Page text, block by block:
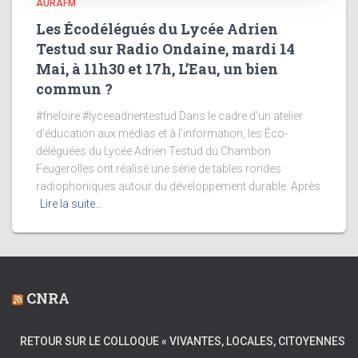
AURAFM
Les Écodélégués du Lycée Adrien
Testud sur Radio Ondaine, mardi 14
Mai, à 11h30 et 17h, L’Eau, un bien
commun ?
#fneloire #lyceeadrientestud Dans le cadre d’un atelier
d’éducation aux médias et à l’information, les Éco-
déléguées du Lycée Adrien Testud du Chambon
Feugerolles ont réalisé une série de tables rondes
radiophoniques autour du développement durable. Après
Lire la suite…
CNRA
RETOUR SUR LE COLLOQUE « VIVANTES, LOCALES, CITOYENNES